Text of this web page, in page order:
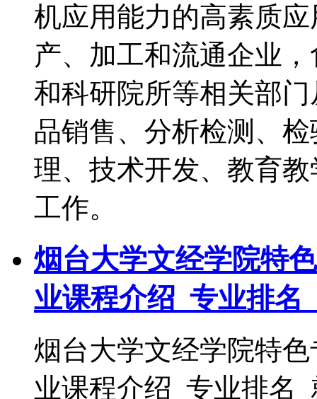
机应用能力的高素质
产、加工和流通企业
和科研院所等相关部
品销售、分析检测、
理、技术开发、教育
工作。
烟台大学文经学院特
业课程介绍_专业排名
烟台大学文经学院特
业课程介绍_专业排名